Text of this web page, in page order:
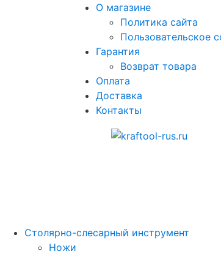
О магазине
Политика сайта
Пользовательское
Гарантия
Возврат товара
Оплата
Доставка
Контакты
Столярно-слесарный инструмент
Ножи